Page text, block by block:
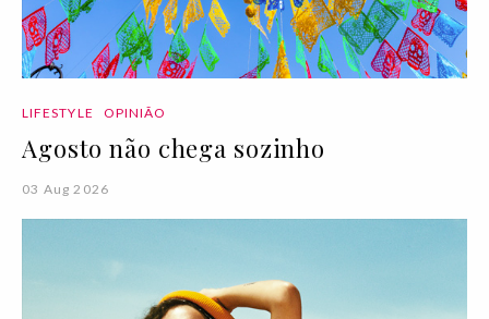
LIFESTYLE OPINIÃO
Agosto não chega sozinho
03 Aug 2026